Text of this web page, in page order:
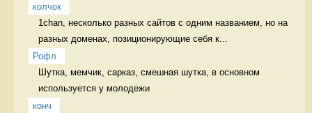
колчок
1chan, несколько разных сайтов с одним названием, но на
разных доменах, позиционирующие себя к...
Рофл
Шутка, мемчик, сарказ, смешная шутка, в основном
используется у молодежи
конч